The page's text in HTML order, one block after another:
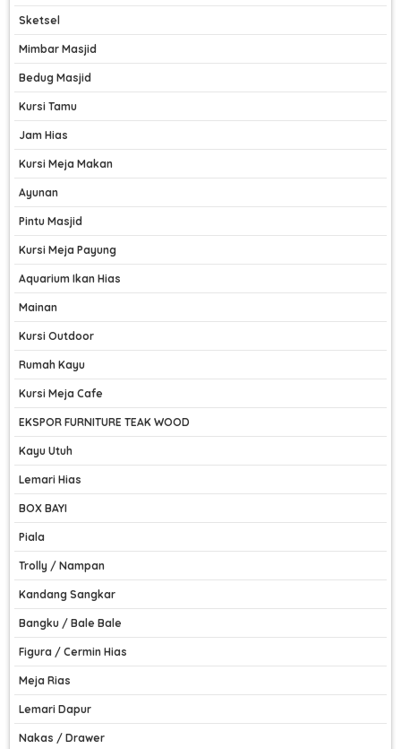
Sketsel
Mimbar Masjid
Bedug Masjid
Kursi Tamu
Jam Hias
Kursi Meja Makan
Ayunan
Pintu Masjid
Kursi Meja Payung
Aquarium Ikan Hias
Mainan
Kursi Outdoor
Rumah Kayu
Kursi Meja Cafe
EKSPOR FURNITURE TEAK WOOD
Kayu Utuh
Lemari Hias
BOX BAYI
Piala
Trolly / Nampan
Kandang Sangkar
Bangku / Bale Bale
Figura / Cermin Hias
Meja Rias
Lemari Dapur
Nakas / Drawer